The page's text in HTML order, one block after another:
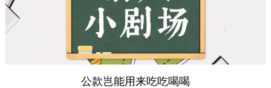
公款岂能用来吃吃喝喝